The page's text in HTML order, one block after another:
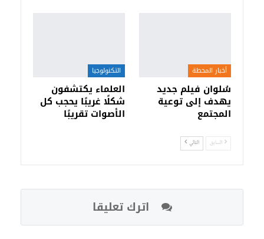
أخبار المحطة
سُلوان فيلم جديد
يهدف إلى توعية
المجتمع
التكنولوجيا
العلماء يكتشفون
شكلًا غريبًا يحجب كل
الأصوات تقريبًا
السابق التالي
اترك تعليقا